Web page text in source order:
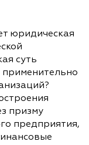
юридическая
суть
призму
предприятия,